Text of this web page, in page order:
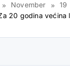
November
19
20 godina većina